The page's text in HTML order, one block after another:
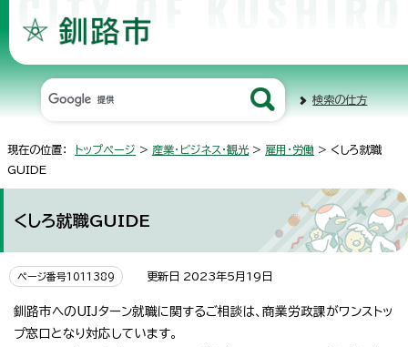
検索の仕方
現在の位置： トップページ > 産業・ビジネス・観光 > 雇用・労働 > くしろ就職
GUIDE
くしろ就職GUIDE
ページ番号1011389 更新日 2023年5月19日
釧路市へのUIJターン就職に関するご相談は、商業労政課がワンストッ
プ窓口となり対応しています。